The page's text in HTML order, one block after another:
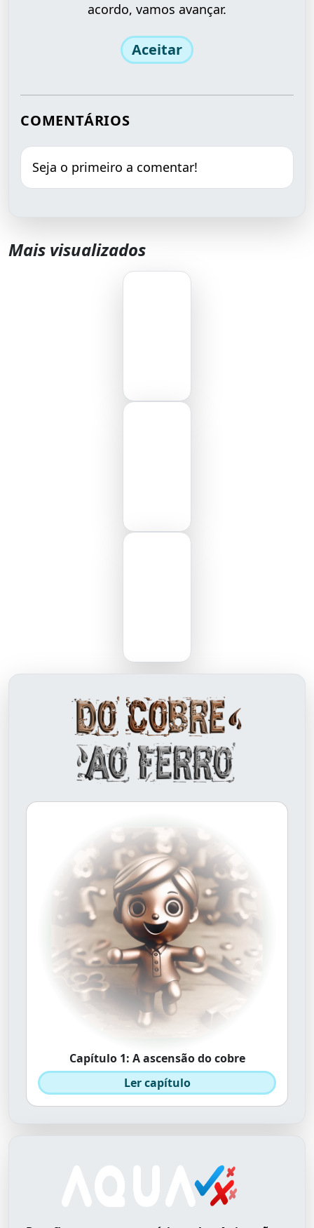
acordo, vamos avançar.
Aceitar
COMENTÁRIOS
Seja o primeiro a comentar!
Mais visualizados
Capítulo 1: A ascensão do cobre
Ler capítulo